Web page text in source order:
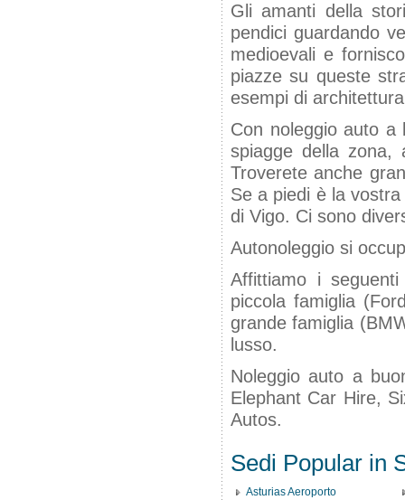
Gli amanti della
pendici guardando
medioevali e
piazze su queste
esempi di
Con noleggio auto a
spiagge della zona,
Troverete anche
Se a piedi è la
di Vigo. Ci sono
Autonoleggio si
Affittiamo i
piccola famiglia
grande famiglia
lusso.
Noleggio auto a
Elephant Car Hire,
Autos.
Sedi Popular in
Asturias Aeroporto